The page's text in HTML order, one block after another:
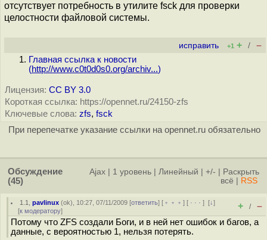
отсутствует потребность в утилите fsck для проверки
целостности файловой системы.
исправить +1 + / –
Главная ссылка к новости
(http://www.c0t0d0s0.org/archiv...)
Лицензия: CC BY 3.0
Короткая ссылка: https://opennet.ru/24150-zfs
Ключевые слова: zfs, fsck
При перепечатке указание ссылки на opennet.ru обязательно
Обсуждение
(45)
Ajax 1 уровень Линейный +/-
Раскрыть
всё
RSS
1.1 ,pavlinux (ok), 10:27, 07/11/2009 [ответить] [ ﹢﹢﹢] [ · · ·][↓]
[к модератору] + / –
Потому что ZFS создали Боги, и в ней нет ошибок и багов, а
данные, с вероятностью 1, нельзя потерять.